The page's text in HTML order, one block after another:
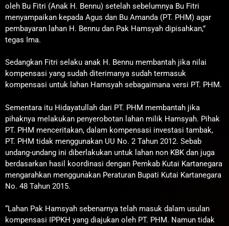
oleh Bu Fitri (Anak H. Bennu) setelah sebelumnya Bu Fitri
menyampaikan kepada Agus dan Bu Amanda (PT. PHM) agar
pembayaran lahan H. Bennu dan Pak Hamsyah dipisahkan,”
tegas Ima.
Sedangkan Fitri selaku anak H. Bennu membantah jika nilai
kompensasi yang sudah diterimanya sudah termasuk
kompensasi untuk lahan Hamsyah sebagaimana versi PT. PHM.
Sementara itu Hidayatullah dari PT. PHM membantah jika
pihaknya melakukan penyerobotan lahan milik Hamsyah. Pihak
PT. PHM menceritakan, dalam kompensasi investasi tambak,
PT. PHM tidak menggunakan UU No. 2 Tahun 2012. Sebab
undang-undang ini diberlakukan untuk lahan non KBK dan juga
berdasarkan hasil koordinasi dengan Pemkab Kutai Kartanegara
mengarahkan menggunakan Peraturan Bupati Kutai Kartanegara
No. 48 Tahun 2015.
“Lahan Pak Hamsyah sebenarnya telah masuk dalam usulan
kompensasi IPPKH yang diajukan oleh PT. PHM. Namun tidak